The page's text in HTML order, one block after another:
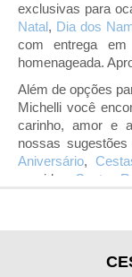
exclusivas para
Natal, Dia dos
com entrega
homenageada.
Além de opções
Michelli você
carinho, amor e
nossas sugestões
Aniversário,
querida e
Cestas
Entrega de
você pode